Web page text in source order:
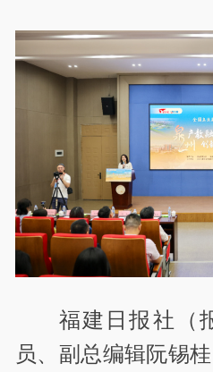
福建日报社（
员、副总编辑阮锡